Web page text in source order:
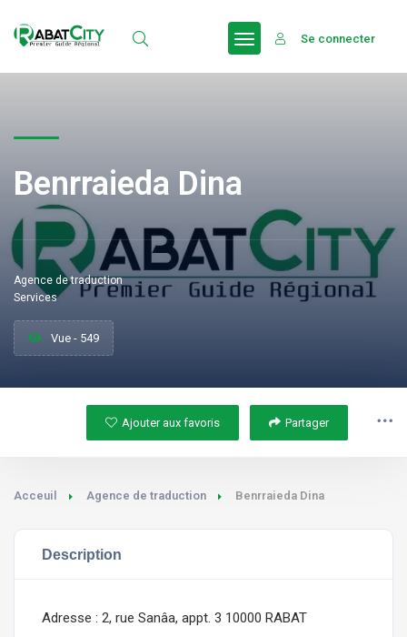
Se connecter
Benrraieda Dina
Agence de traduction
Services
Vue - 549
Ajouter aux favoris Partager
Acceuil Agence de traduction Benrraieda Dina
Description
Adresse : 2, rue Sanâa, appt. 3 10000 RABAT